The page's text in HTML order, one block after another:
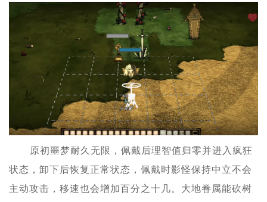
原初噩梦耐久无限，佩戴后理智值归零并进入疯狂
状态，卸下后恢复正常状态，佩戴时影怪保持中立不会
主动攻击，移速也会增加百分之十几。大地眷属能砍树